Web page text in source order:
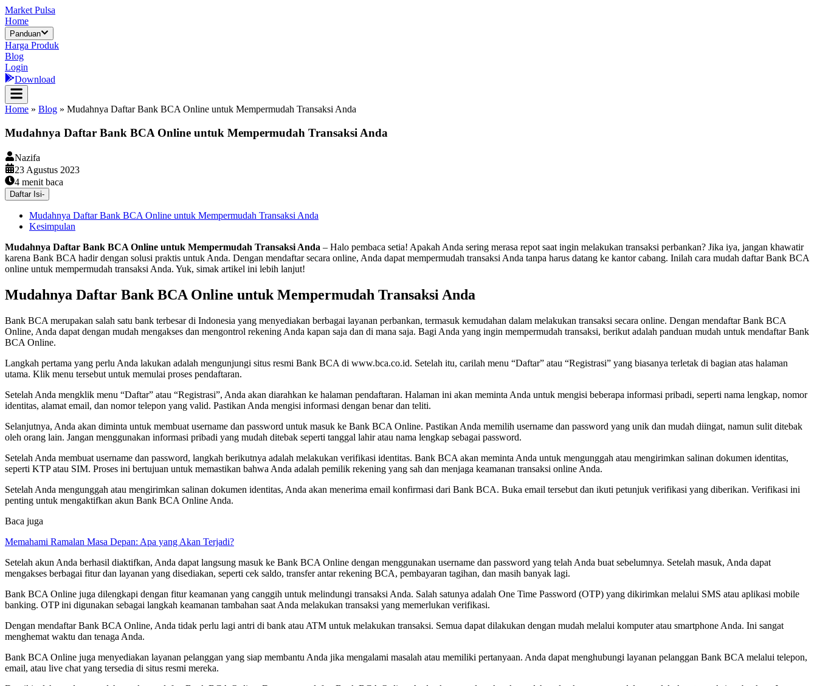
Market Pulsa
Home
Panduan
Harga Produk
Blog
Login
Download
Home » Blog » Mudahnya Daftar Bank BCA Online untuk Mempermudah Transaksi Anda
Mudahnya Daftar Bank BCA Online untuk Mempermudah Transaksi Anda
Nazifa
23 Agustus 2023
4 menit baca
Daftar Isi-
Mudahnya Daftar Bank BCA Online untuk Mempermudah Transaksi Anda
Kesimpulan
Mudahnya Daftar Bank BCA Online untuk Mempermudah Transaksi Anda – Halo pembaca setia! Apakah Anda sering merasa repot saat ingin melakukan transaksi perbankan? Jika iya, jangan khawatir
karena Bank BCA hadir dengan solusi praktis untuk Anda. Dengan mendaftar secara online, Anda dapat mempermudah transaksi Anda tanpa harus datang ke kantor cabang. Inilah cara mudah daftar Bank BCA
online untuk mempermudah transaksi Anda. Yuk, simak artikel ini lebih lanjut!
Mudahnya Daftar Bank BCA Online untuk Mempermudah Transaksi Anda
Bank BCA merupakan salah satu bank terbesar di Indonesia yang menyediakan berbagai layanan perbankan, termasuk kemudahan dalam melakukan transaksi secara online. Dengan mendaftar Bank BCA
Online, Anda dapat dengan mudah mengakses dan mengontrol rekening Anda kapan saja dan di mana saja. Bagi Anda yang ingin mempermudah transaksi, berikut adalah panduan mudah untuk mendaftar Bank
BCA Online.
Langkah pertama yang perlu Anda lakukan adalah mengunjungi situs resmi Bank BCA di www.bca.co.id. Setelah itu, carilah menu “Daftar” atau “Registrasi” yang biasanya terletak di bagian atas halaman
utama. Klik menu tersebut untuk memulai proses pendaftaran.
Setelah Anda mengklik menu “Daftar” atau “Registrasi”, Anda akan diarahkan ke halaman pendaftaran. Halaman ini akan meminta Anda untuk mengisi beberapa informasi pribadi, seperti nama lengkap, nomor
identitas, alamat email, dan nomor telepon yang valid. Pastikan Anda mengisi informasi dengan benar dan teliti.
Selanjutnya, Anda akan diminta untuk membuat username dan password untuk masuk ke Bank BCA Online. Pastikan Anda memilih username dan password yang unik dan mudah diingat, namun sulit ditebak
oleh orang lain. Jangan menggunakan informasi pribadi yang mudah ditebak seperti tanggal lahir atau nama lengkap sebagai password.
Setelah Anda membuat username dan password, langkah berikutnya adalah melakukan verifikasi identitas. Bank BCA akan meminta Anda untuk mengunggah atau mengirimkan salinan dokumen identitas,
seperti KTP atau SIM. Proses ini bertujuan untuk memastikan bahwa Anda adalah pemilik rekening yang sah dan menjaga keamanan transaksi online Anda.
Setelah Anda mengunggah atau mengirimkan salinan dokumen identitas, Anda akan menerima email konfirmasi dari Bank BCA. Buka email tersebut dan ikuti petunjuk verifikasi yang diberikan. Verifikasi ini
penting untuk mengaktifkan akun Bank BCA Online Anda.
Baca juga
Memahami Ramalan Masa Depan: Apa yang Akan Terjadi?
Setelah akun Anda berhasil diaktifkan, Anda dapat langsung masuk ke Bank BCA Online dengan menggunakan username dan password yang telah Anda buat sebelumnya. Setelah masuk, Anda dapat
mengakses berbagai fitur dan layanan yang disediakan, seperti cek saldo, transfer antar rekening BCA, pembayaran tagihan, dan masih banyak lagi.
Bank BCA Online juga dilengkapi dengan fitur keamanan yang canggih untuk melindungi transaksi Anda. Salah satunya adalah One Time Password (OTP) yang dikirimkan melalui SMS atau aplikasi mobile
banking. OTP ini digunakan sebagai langkah keamanan tambahan saat Anda melakukan transaksi yang memerlukan verifikasi.
Dengan mendaftar Bank BCA Online, Anda tidak perlu lagi antri di bank atau ATM untuk melakukan transaksi. Semua dapat dilakukan dengan mudah melalui komputer atau smartphone Anda. Ini sangat
menghemat waktu dan tenaga Anda.
Bank BCA Online juga menyediakan layanan pelanggan yang siap membantu Anda jika mengalami masalah atau memiliki pertanyaan. Anda dapat menghubungi layanan pelanggan Bank BCA melalui telepon,
email, atau live chat yang tersedia di situs resmi mereka.